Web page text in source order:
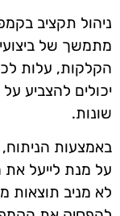
ניהול תקציב
מתמשך של
הקלקות, עלות
יכולים להצביע
שונות.
באמצעות הניתוח,
על מנת לייעל את
לא מניב תוצאות